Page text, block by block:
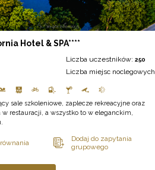
Hotel & SPA****
Liczba uczestników: 250
Liczba miejsc
sale szkoleniowe, zaplecze rekreacyjne oraz
w restauracji, a wszystko to w eleganckim,